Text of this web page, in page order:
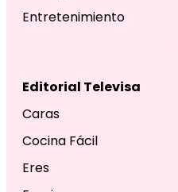
Entretenimiento
Editorial Televisa
Caras
Cocina Fácil
Eres